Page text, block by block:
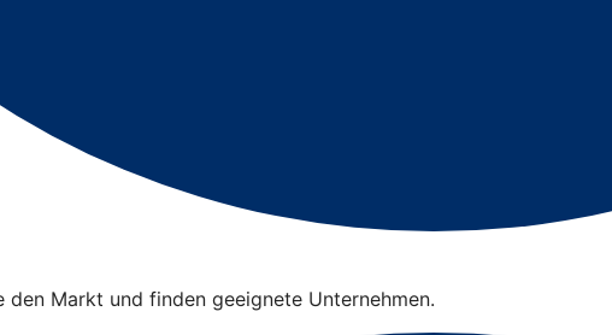
den Markt und finden geeignete Unternehmen.